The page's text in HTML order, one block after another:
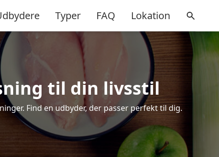
Typer FAQ Lokation
til din livsstil
Find en udbyder, der passer perfekt til dig.